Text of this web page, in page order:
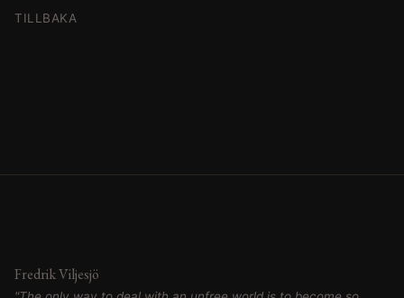
TILLBAKA
Fredrik Viljesjö